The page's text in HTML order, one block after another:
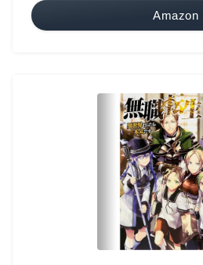
Amazon